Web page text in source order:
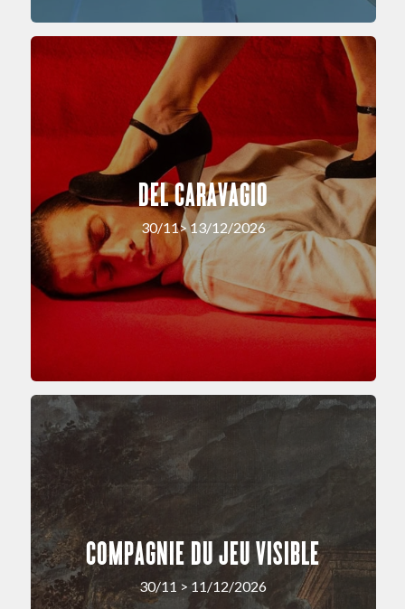
DEL CARAVAGIO
30/11> 13/12/2026
COMPAGNIE DU JEU VISIBLE
30/11 > 11/12/2026